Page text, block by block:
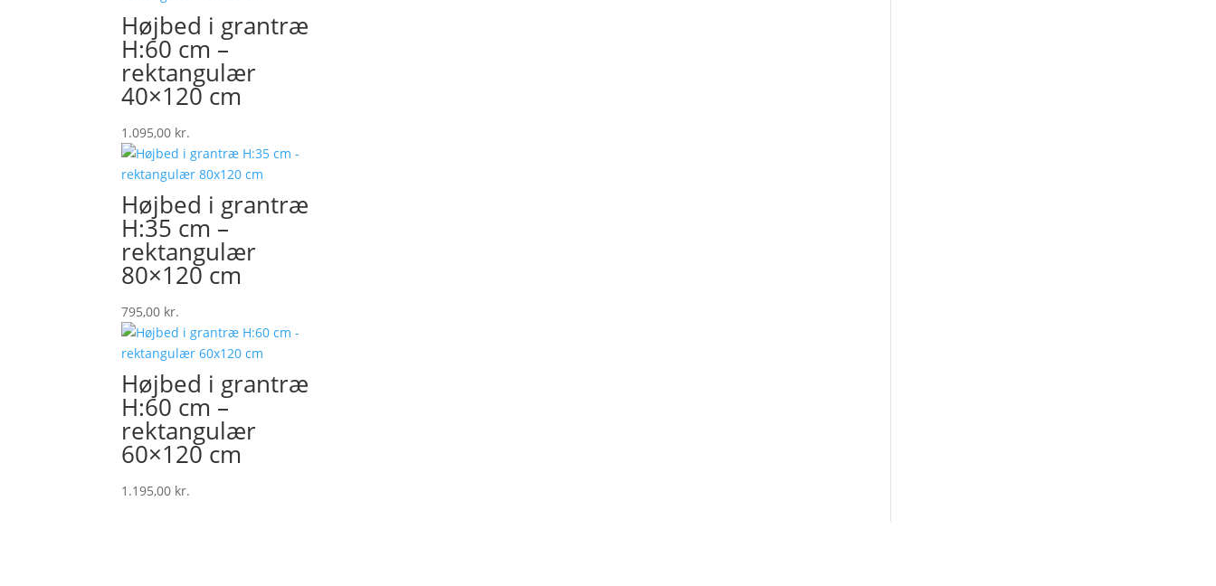
Højbed i grantræ
H:60 cm –
rektangulær
40×120 cm
1.095,00 kr.
Højbed i grantræ
H:35 cm –
rektangulær
80×120 cm
795,00 kr.
Højbed i grantræ
H:60 cm –
rektangulær
60×120 cm
1.195,00 kr.